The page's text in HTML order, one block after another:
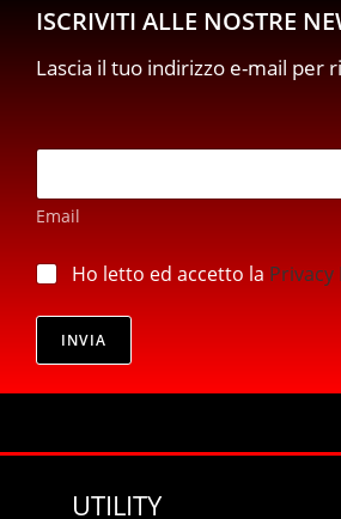
ISCRIVITI ALLE NOSTRE
Lascia il tuo indirizzo e-mail
v
y
r
v
a
E
E
a
i
*
Email
p
i
a
Ho letto ed accetto la Privacy
INVIA
UTILITY